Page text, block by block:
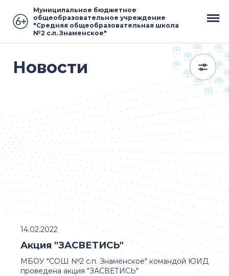
Муниципальное бюджетное
общеобразовательное учреждение
"Средняя общеобразовательная школа
№2 с.п. Знаменское"
Новости
МБОУ "СОШ №2 с.п. Знаменское" командой ЮИД
проведена акция "ЗАСВЕТИСЬ"
Акция "ЗАСВЕТИСЬ"
14.02.2022